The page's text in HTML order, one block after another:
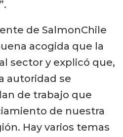
de SalmonChile
acogida que la
sector y explicó que,
autoridad se
de trabajo que
de nuestra
Hay varios temas